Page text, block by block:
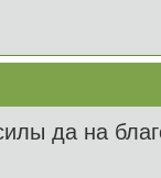
да на